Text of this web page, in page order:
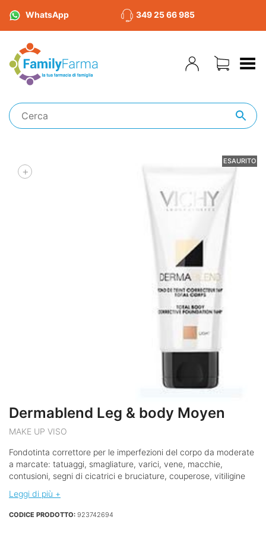
WhatsApp 349 25 66 985
Toggle Menu
ESAURITO
+
Dermablend Leg & body Moyen
MAKE UP VISO
Fondotinta correttore per le imperfezioni del corpo da moderate
a marcate: tatuaggi, smagliature, varici, vene, macchie,
contusioni, segni di cicatrici e bruciature, couperose, vitiligine
Leggi di più +
CODICE PRODOTTO: 923742694